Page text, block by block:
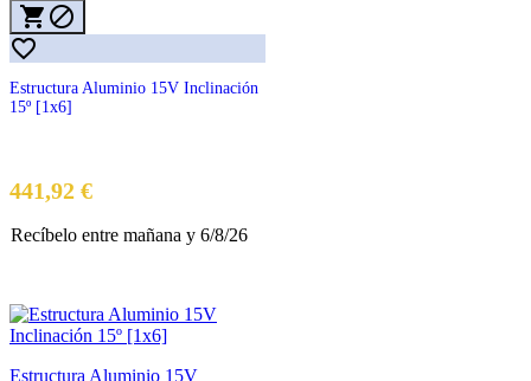
 

Estructura Aluminio 15V Inclinación
15º [1x6]
441,92 €Precio
Recíbelo entre mañana y 6/8/26
Estructura Aluminio 15V